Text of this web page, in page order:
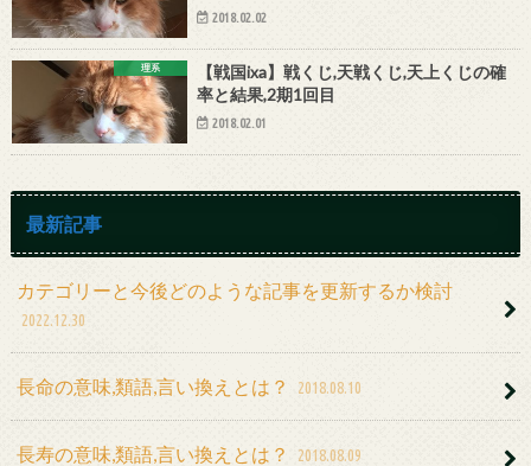
2018.02.02
理系
【戦国ixa】戦くじ,天戦くじ,天上くじの確
率と結果,2期1回目
2018.02.01
最新記事
カテゴリーと今後どのような記事を更新するか検討
2022.12.30
長命の意味,類語,言い換えとは？ 2018.08.10
長寿の意味,類語,言い換えとは？ 2018.08.09